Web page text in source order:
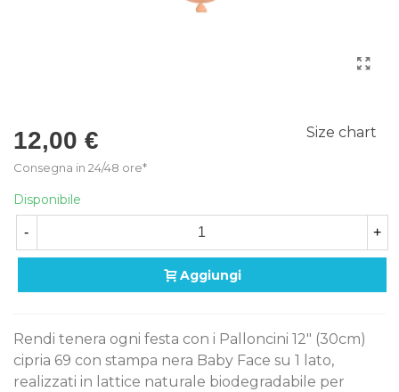
12,00 €
Consegna in 24/48 ore*
Size chart
Disponibile
- +
Aggiungi
Rendi tenera ogni festa con i Palloncini 12" (30cm)
cipria 69 con stampa nera Baby Face su 1 lato,
realizzati in lattice naturale biodegradabile per